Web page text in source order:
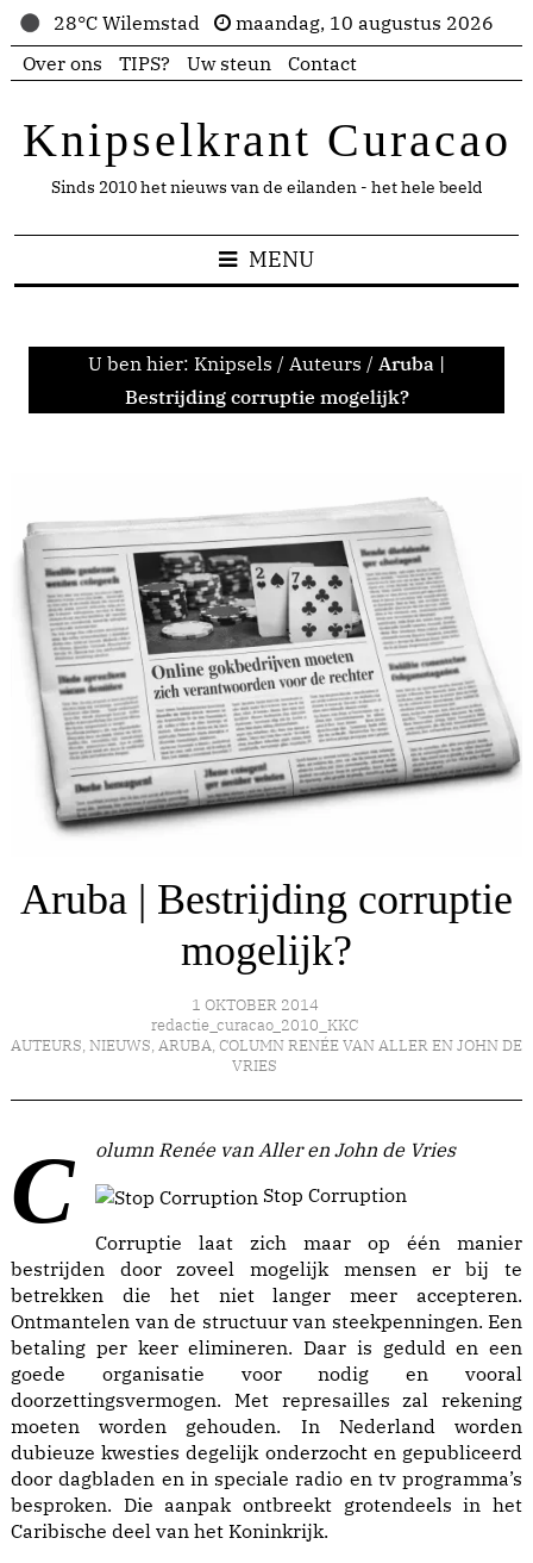
28°C Wilemstad
maandag, 10 augustus 2026
Over ons
TIPS? Uw steun Contact
Knipselkrant Curacao
Sinds 2010 het nieuws van de eilanden - het hele beeld
MENU
U ben hier: Knipsels / Auteurs / Aruba |
Bestrijding corruptie mogelijk?
Aruba | Bestrijding corruptie
mogelijk?
1 OKTOBER 2014
redactie_curacao_2010_KKC
AUTEURS, NIEUWS, ARUBA, COLUMN RENÉE VAN ALLER EN JOHN DE
VRIES
Column Renée van Aller en John de Vries
Stop Corruption
Corruptie laat zich maar op één manier
bestrijden door zoveel mogelijk mensen er bij te
betrekken die het niet langer meer accepteren.
Ontmantelen van de structuur van steekpenningen. Een
betaling per keer elimineren. Daar is geduld en een
goede organisatie voor nodig en vooral
doorzettingsvermogen. Met represailles zal rekening
moeten worden gehouden. In Nederland worden
dubieuze kwesties degelijk onderzocht en gepubliceerd
door dagbladen en in speciale radio en tv programma’s
besproken. Die aanpak ontbreekt grotendeels in het
Caribische deel van het Koninkrijk.